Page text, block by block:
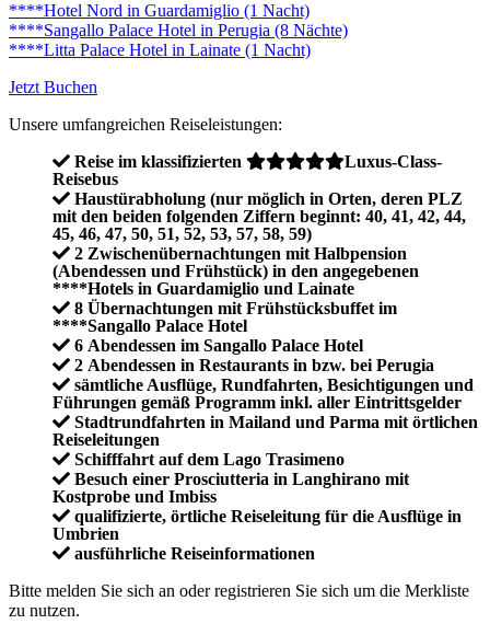
****Hotel Nord in Guardamiglio (1 Nacht)
****Sangallo Palace Hotel in Perugia (8 Nächte)
****Litta Palace Hotel in Lainate (1 Nacht)
Jetzt Buchen
Unsere umfangreichen Reiseleistungen:
Reise im klassifizierten
Luxus-Class-
Reisebus
Haustürabholung (nur möglich in Orten, deren PLZ
mit den beiden folgenden Ziffern beginnt: 40, 41, 42, 44,
45, 46, 47, 50, 51, 52, 53, 57, 58, 59)
2 Zwischenübernachtungen mit Halbpension
(Abendessen und Frühstück) in den angegebenen
****Hotels in Guardamiglio und Lainate
8 Übernachtungen mit Frühstücksbuffet im
****Sangallo Palace Hotel
6 Abendessen im Sangallo Palace Hotel
2 Abendessen in Restaurants in bzw. bei Perugia
sämtliche Ausflüge, Rundfahrten, Besichtigungen und
Führungen gemäß Programm inkl. aller Eintrittsgelder
Stadtrundfahrten in Mailand und Parma mit örtlichen
Reiseleitungen
Schifffahrt auf dem Lago Trasimeno
Besuch einer Prosciutteria in Langhirano mit
Kostprobe und Imbiss
qualifizierte, örtliche Reiseleitung für die Ausflüge in
Umbrien
ausführliche Reiseinformationen
Bitte melden Sie sich an oder registrieren Sie sich um die Merkliste
zu nutzen.